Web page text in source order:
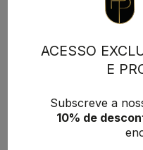
ACESSO
E
Subscreve a
10% de